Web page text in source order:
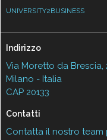
UNIVERSITY2BUSINESS
Indirizzo
Via Moretto da Brescia,
Milano - Italia
CAP 20133
Contatti
Contatta il nostro